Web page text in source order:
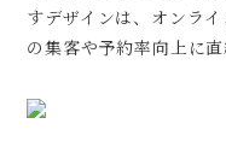
すデザインは、オンラ
の集客や予約率向上に直